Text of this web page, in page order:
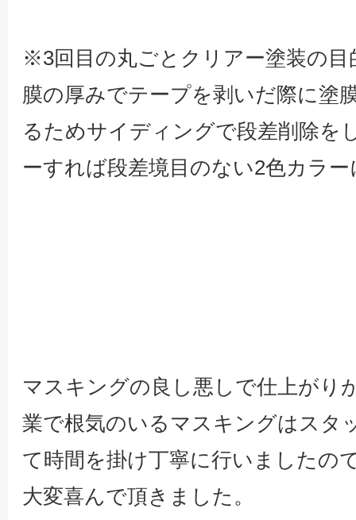
※3回目の丸ごとクリアー塗装の
膜の厚みでテープを剥いだ際に塗
るためサイディングで段差削除を
ーすれば段差境目のない2色カラ
マスキングの良し悪しで仕上がり
業で根気のいるマスキングはスタ
て時間を掛け丁寧に行いましたの
大変喜んで頂きました。